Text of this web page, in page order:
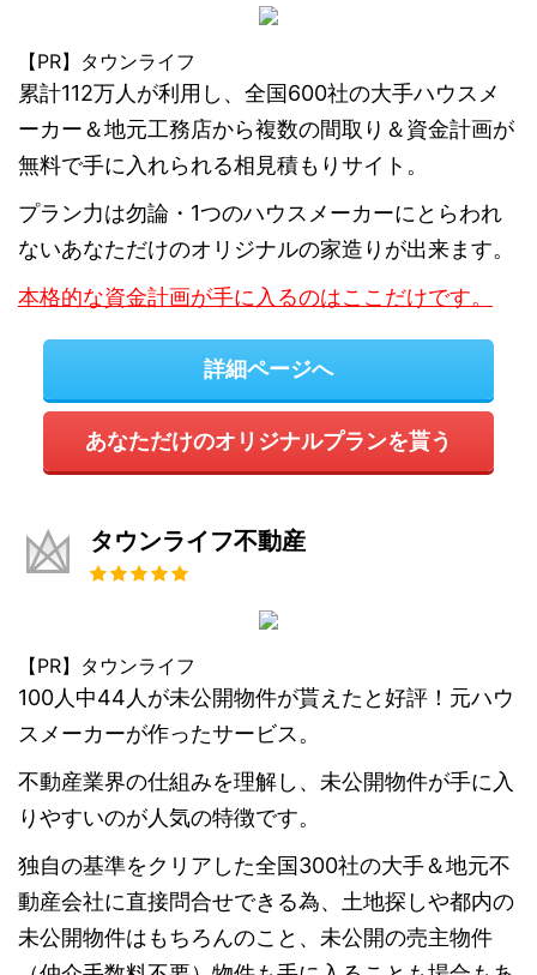
【PR】タウンライフ
累計112万人が利用し、全国600社の大手ハウスメ
ーカー＆地元工務店から複数の間取り＆資金計画が
無料で手に入れられる相見積もりサイト。
プラン力は勿論・1つのハウスメーカーにとらわれ
ないあなただけのオリジナルの家造りが出来ます。
本格的な資金計画が手に入るのはここだけです。
詳細ページへ
あなただけのオリジナルプランを貰う
タウンライフ不動産
【PR】タウンライフ
100人中44人が未公開物件が貰えたと好評！元ハウ
スメーカーが作ったサービス。
不動産業界の仕組みを理解し、未公開物件が手に入
りやすいのが人気の特徴です。
独自の基準をクリアした全国300社の大手＆地元不
動産会社に直接問合せできる為、土地探しや都内の
未公開物件はもちろんのこと、未公開の売主物件